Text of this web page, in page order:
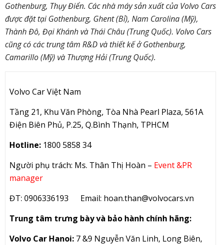
Gothenburg, Thụy Điển. Các nhà máy sản xuất của Volvo Cars
được đặt tại Gothenburg, Ghent (Bỉ), Nam Carolina (Mỹ),
Thành Đô, Đại Khánh và Thái Châu (Trung Quốc). Volvo Cars
cũng có các trung tâm R&D và thiết kế ở Gothenburg,
Camarillo (Mỹ) và Thượng Hải (Trung Quốc).
Volvo Car Việt Nam
Tầng 21, Khu Văn Phòng, Tòa Nhà Pearl Plaza, 561A
Điện Biên Phủ, P.25, Q.Bình Thạnh, TPHCM
Hotline: 1800 5858 34
Người phụ trách: Ms. Thân Thị Hoàn – Event &PR
manager
ĐT: 0906336193 Email: hoan.than@volvocars.vn
Trung tâm trưng bày và bảo hành chính hãng:
Volvo Car Hanoi: 7 &9 Nguyễn Văn Linh, Long Biên,